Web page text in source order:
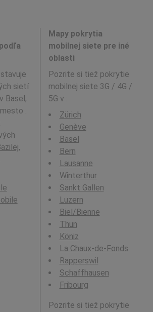
sietí
Basel,
.
Mapy pokrytia
mobilnej siete pre iné
oblasti
Pozrite si tiež pokrytie
mobilnej siete 3G / 4G /
5G v :
Zürich
Genève
Basel
Bern
Lausanne
Winterthur
Sankt Gallen
Luzern
Biel/Bienne
Thun
Köniz
La Chaux-de-Fonds
Rapperswil
Schaffhausen
Fribourg
Pozrite si tiež pokrytie